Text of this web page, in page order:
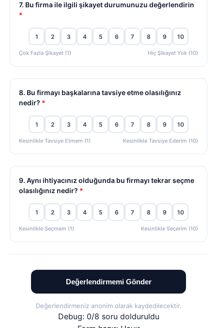
7. Bu firma ile ilgili şikayet durumunuzu değerlendirin
*
1 2 3 4 5 6 7 8 9 10
Çok Fazla Şikayet (1) Hiç Şikayet Yok (10)
8. Bu firmayı başkalarına tavsiye etme olasılığınız
nedir? *
1 2 3 4 5 6 7 8 9 10
Kesinlikle Tavsiye Etmem (1) Kesinlikle Tavsiye Ederim (10)
9. Aynı ihtiyacınız olduğunda bu firmayı tekrar seçme
olasılığınız nedir? *
1 2 3 4 5 6 7 8 9 10
Kesinlikle Seçmem (1) Kesinlikle Seçerim (10)
Değerlendirmemi Gönder
Değerlendirmeniz anonim olarak kaydedilecektir.
Debug: 0/8 soru dolduruldu